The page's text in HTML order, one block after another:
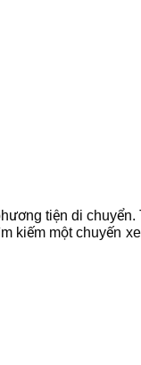
tiện di
kiếm một chuyến